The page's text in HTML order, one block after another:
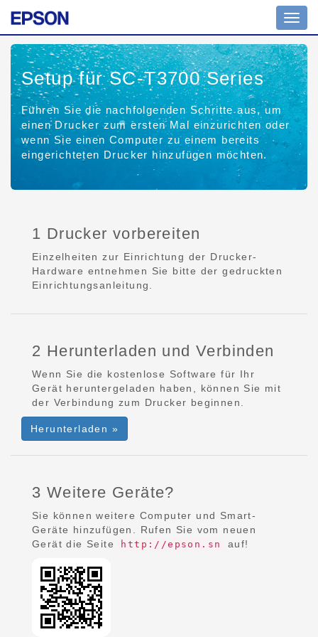
Setup für SC-T3700 Series
Führen Sie die nachfolgenden Schritte aus, um
einen Drucker zum ersten Mal einzurichten oder
wenn Sie einen Computer zu einem bereits
eingerichteten Drucker hinzufügen möchten.
1 Drucker vorbereiten
Einzelheiten zur Einrichtung der Drucker-
Hardware entnehmen Sie bitte der gedruckten
Einrichtungsanleitung.
2 Herunterladen und Verbinden
Wenn Sie die kostenlose Software für Ihr
Gerät heruntergeladen haben, können Sie mit
der Verbindung zum Drucker beginnen.
Herunterladen »
3 Weitere Geräte?
Sie können weitere Computer und Smart-
Geräte hinzufügen. Rufen Sie vom neuen
Gerät die Seite
http://epson.sn auf!